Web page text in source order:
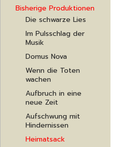
Bisherige Produktionen
Die schwarze Lies
Im Pulsschlag der
Musik
Domus Nova
Wenn die Toten
wachen
Aufbruch in eine
neue Zeit
Aufschwung mit
Hindernissen
Heimatsack